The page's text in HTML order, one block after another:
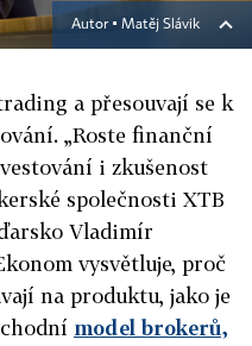
Autor ▪ Matěj Slávik
a přesouvají se k
„Roste finanční
i zkušenost
společnosti XTB
Vladimír
vysvětluje, proč
na produktu, jako je
model brokerů,